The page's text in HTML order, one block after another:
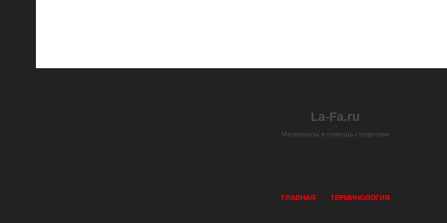
La-Fa.ru
Материалы в помощь студентам
ГЛАВНАЯ ТЕРМИНОЛОГИЯ